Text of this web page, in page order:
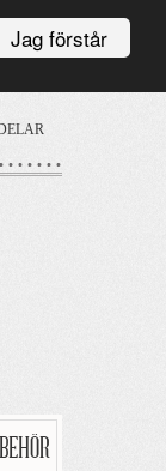
Jag förstår